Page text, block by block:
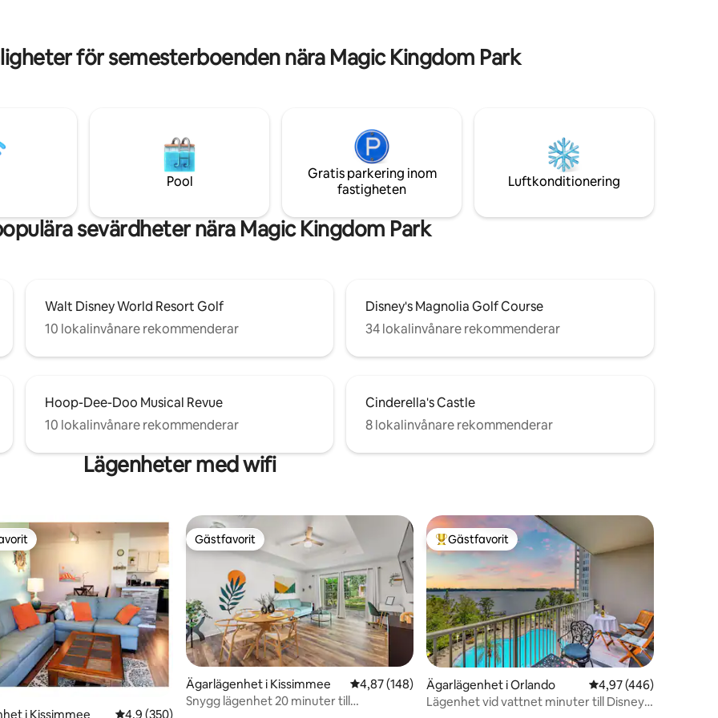
pool, fitnesscenter, lekplats
klubbhus.för semesterboenden nära Magic Kingdom Park
Pool
Gratis parkering inom
fastigheten
Luftkonditionering
sevärdheter nära Magic Kingdom Park
Walt Disney World Resort Golf
10 lokalinvånare rekommenderar
Disney's Magnolia Golf Course
34 lokalinvånare rekommenderar
Hoop-Dee-Doo Musical Revue
10 lokalinvånare rekommenderar
Cinderella's Castle
8 lokalinvånare rekommenderar
Lägenheter med wifi
i Kissimmee 4,9 av 5 i genomsnittligt betyg, 350 omdömen
4,9 (350)
Gästfavorit
Gästfavorit
Ägarlägenhet i Kissimmee 4,87 av 5 i genomsnittligt betyg, 148 omdömen
4,87 (148)
Snygg lägenhet 20 minuter till
Populär gästfavorit
Gästfavorit
Ägarlägenhet i Orlando 4,97 av 5 i
4,97 (446)
Lägenhet vid vattnet minuter till Disney